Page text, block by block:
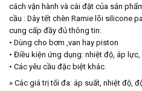
cách vận hành và cài đặt của sản
cầu : Dây tết chèn Ramie lõi silicone
cung cấp đầy đủ thông tin:
• Dùng cho bơm ,van hay piston
• Điều kiện ứng dụng: nhiệt độ, áp
• Các yêu cầu đặc biệt khác.
» Các giá trị tối đa: áp suất, nhiệt độ,